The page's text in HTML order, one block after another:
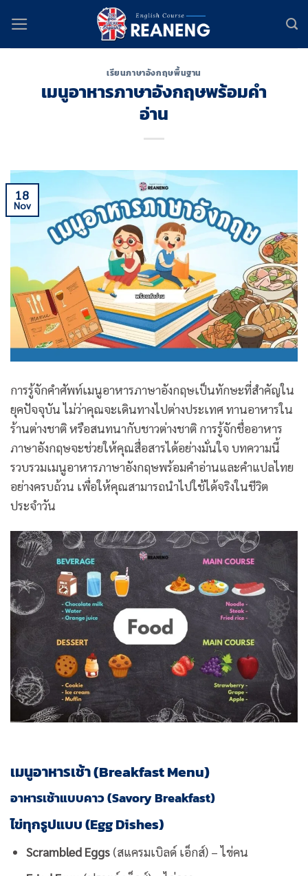
content
เรียนภาษาอังกฤษพื้นฐาน
เมนูอาหารภาษาอังกฤษพร้อมคํา
อ่าน
18
Nov
การรู้จักคำศัพท์เมนูอาหารภาษาอังกฤษเป็นทักษะที่สำคัญใน
ยุคปัจจุบัน ไม่ว่าคุณจะเดินทางไปต่างประเทศ ทานอาหารใน
ร้านต่างชาติ หรือสนทนากับชาวต่างชาติ การรู้จักชื่ออาหาร
ภาษาอังกฤษจะช่วยให้คุณสื่อสารได้อย่างมั่นใจ บทความนี้
รวบรวมเมนูอาหารภาษาอังกฤษพร้อมคำอ่านและคำแปลไทย
อย่างครบถ้วน เพื่อให้คุณสามารถนำไปใช้ได้จริงในชีวิต
ประจำวัน
เมนูอาหารเช้า (Breakfast Menu)
อาหารเช้าแบบคาว (Savory Breakfast)
ไข่ทุกรูปแบบ (Egg Dishes)
Scrambled Eggs(สแครมเบิลด์ เอ็กส์) – ไข่คน